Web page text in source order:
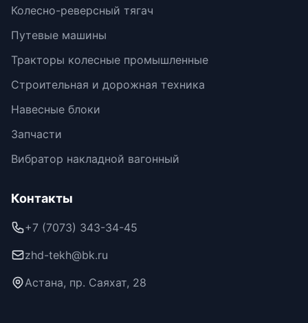
Колесно-реверсный тягач
Путевые машины
Тракторы колесные промышленные
Строительная и дорожная техника
Навесные блоки
Запчасти
Вибратор накладной вагонный
Контакты
+7 (7073) 343-34-45
zhd-tekh@bk.ru
Астана, пр. Саяхат, 28